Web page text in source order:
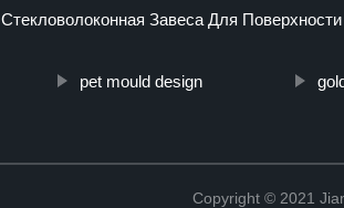
Стекловолоконная Завеса Для Поверхности
pet mould design
Copyright © 2021